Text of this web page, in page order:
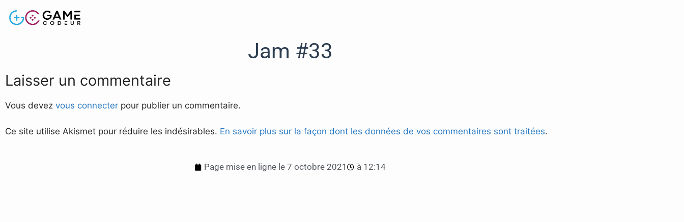
Jam #33
Laisser un commentaire
Vous devez vous connecter pour publier un commentaire.
Ce site utilise Akismet pour réduire les indésirables. En savoir plus sur la façon dont les données de vos commentaires sont traitées.
Page mise en ligne le 7 octobre 2021 à 12:14